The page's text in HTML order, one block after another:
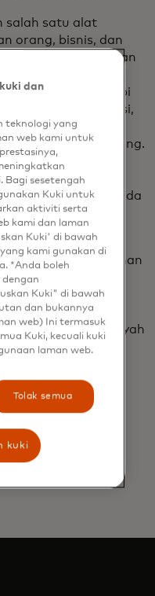
salah satu alat
orang, bisnis, dan
tersebut. Permintaan
digital telah
dunia menghadapi
migrasi,
ekonomi yang
sangat penting.
bantuan
bencana, atau
gaji mereka kepada
kondisi dunia
uang.
memenuhi kebutuhan
melakukan
satu dengan
keuangan, merek
di seluruh wilayah
dan
teknologi yang
web kami untuk
Bagi sesetengah
Kuki untuk
aktiviti serta
kami dan laman
Kuki' di bawah
kami gunakan di
*Anda boleh
dengan
Kuki" di bawah
dan bukannya
web) Ini termasuk
Kuki, kecuali kuki
laman web.
Tolak semua
kuki